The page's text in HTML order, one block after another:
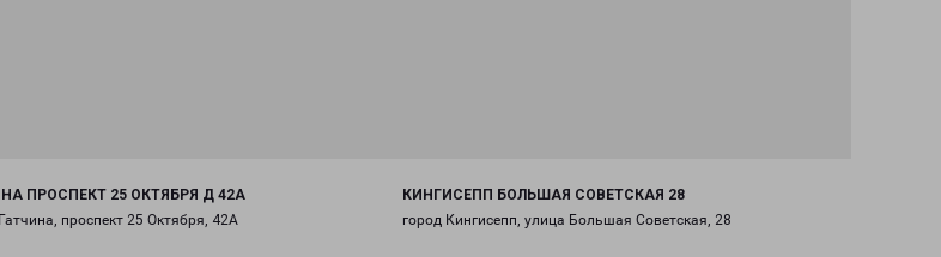
ПРОСПЕКТ 25 ОКТЯБРЯ Д 42А
проспект 25 Октября, 42А
КИНГИСЕПП БОЛЬШАЯ СОВЕТСКАЯ 28
город Кингисепп, улица Большая Советская, 28